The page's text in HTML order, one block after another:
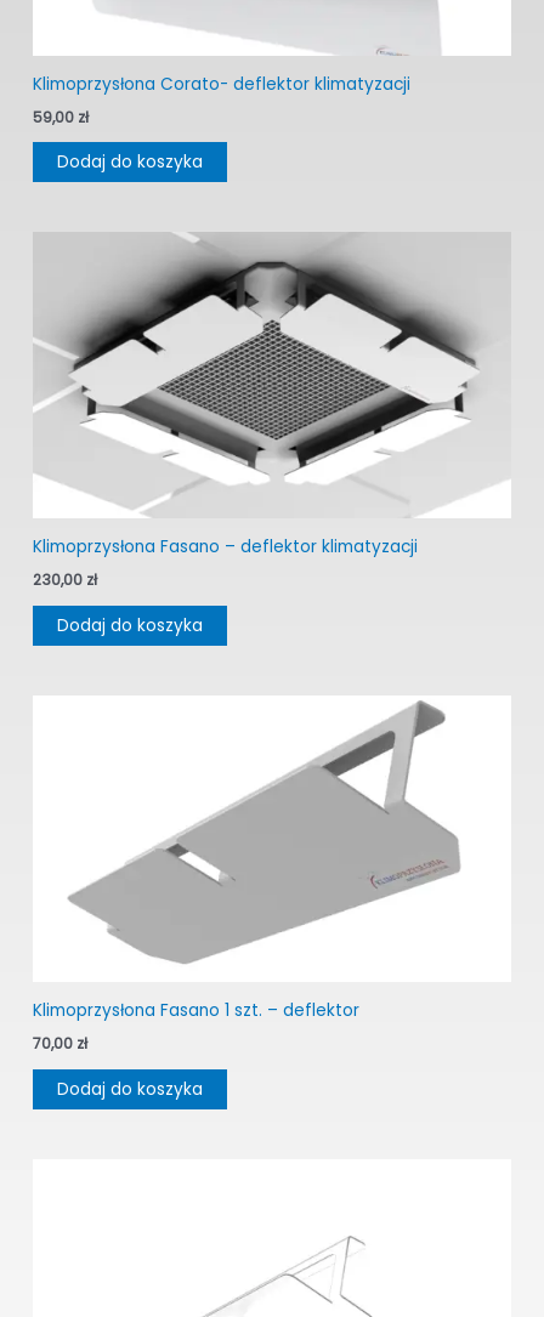
Klimoprzysłona Corato- deflektor klimatyzacji
59,00 zł
Dodaj do koszyka
Klimoprzysłona Fasano – deflektor klimatyzacji
230,00 zł
Dodaj do koszyka
Klimoprzysłona Fasano 1 szt. – deflektor
70,00 zł
Dodaj do koszyka